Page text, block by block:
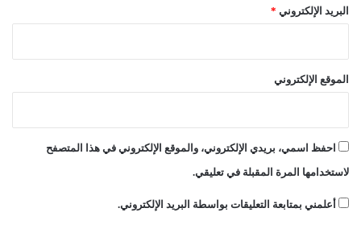
ن
ا
ت
البريد الإلكتروني *
الموقع الإلكتروني
احفظ اسمي، بريدي الإلكتروني، والموقع الإلكتروني في هذا المتصفح
لاستخدامها المرة المقبلة في تعليقي.
أعلمني بمتابعة التعليقات بواسطة البريد الإلكتروني.